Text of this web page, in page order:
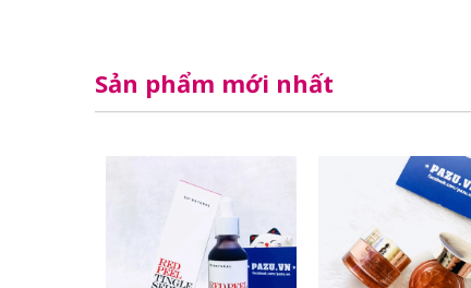
Sản phẩm mới nhất